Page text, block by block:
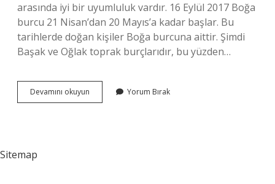
arasında iyi bir uyumluluk vardır. 16 Eylül 2017 Boğa
burcu 21 Nisan’dan 20 Mayıs’a kadar başlar. Bu
tarihlerde doğan kişiler Boğa burcuna aittir. Şimdi
Başak ve Oğlak toprak burçlarıdır, bu yüzden…
Devamını okuyun
Burcu
Yorum Bırak
Sitemap